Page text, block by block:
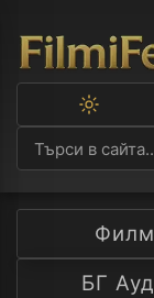
тъмна
тема
БГ